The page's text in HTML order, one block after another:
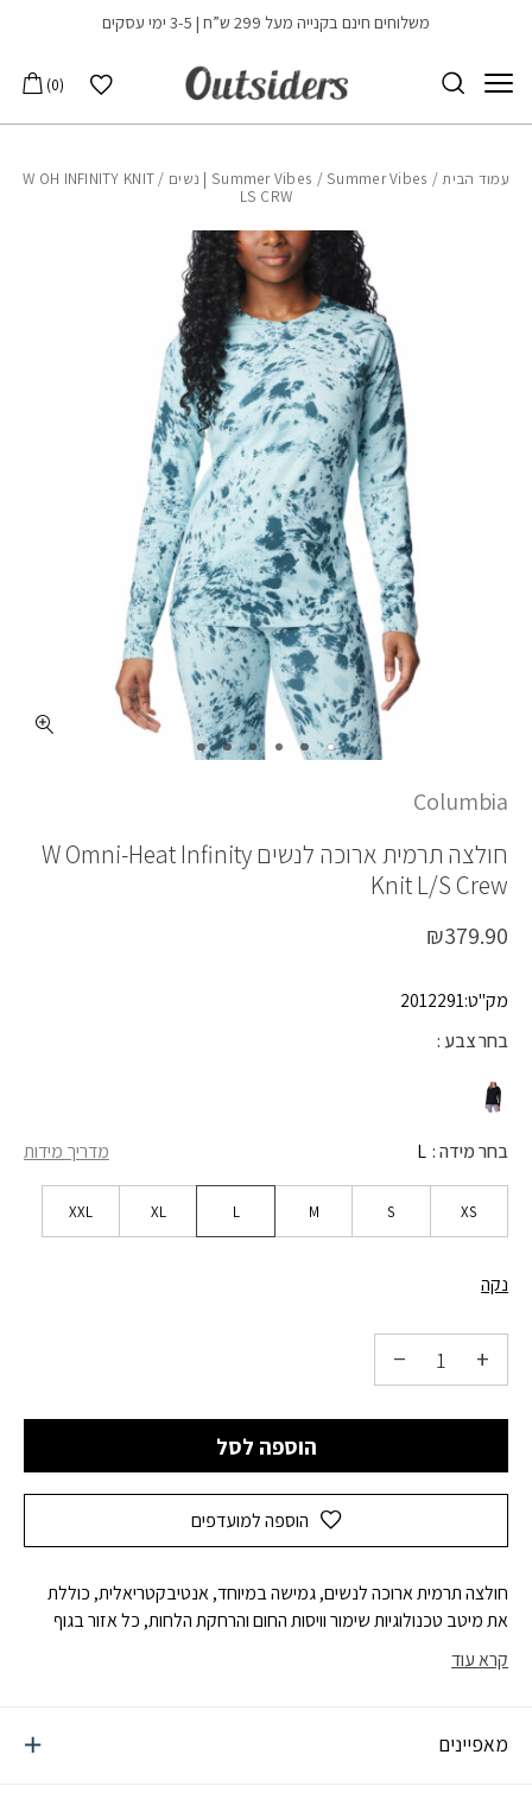
Skip to Contentמשלוחים חינם בקנייה מעל 299 ש”ח | 3-5 ימי עסקים
הרשימה שלי
0
עמוד הבית/
Summer Vibes /Summer Vibes | נשים
/ W OH INFINITY KNIT
LS CRW
Columbia
חולצה תרמית ארוכה לנשיםW Omni-Heat Infinity
Knit L/S Crew
₪379.90
מק"ט:2012291
בחר צבע
בחר מידה מדריך מידות L
XS
S
M
L
XL
XXL
נקה
הוספה לסל
הוספה למועדפים
חולצה תרמית ארוכה לנשים, גמישה במיוחד, אנטיבקטריאלית, כוללת
את מיטב טכנולוגיות שימור וויסות החום והרחקת הלחות, כל אזור בגוף
הנדרשת
קרא עוד
מאפיינים